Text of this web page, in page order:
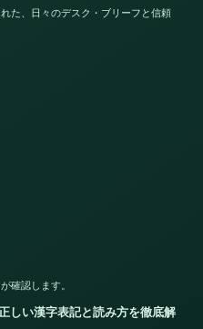
た、日々のデスク・ブリーフと信頼
確認します。
しい漢字表記と読み方を徹底解